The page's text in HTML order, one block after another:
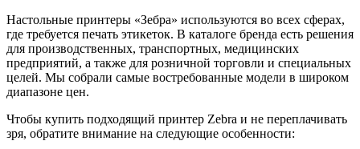
Настольные принтеры «Зебра» используются во всех сферах,
где требуется печать этикеток. В каталоге бренда есть решения
для производственных, транспортных, медицинских
предприятий, а также для розничной торговли и специальных
целей. Мы собрали самые востребованные модели в широком
диапазоне цен.
Чтобы купить подходящий принтер Zebra и не переплачивать
зря, обратите внимание на следующие особенности: